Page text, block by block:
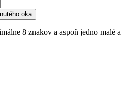
8 znakov a aspoň jedno malé a